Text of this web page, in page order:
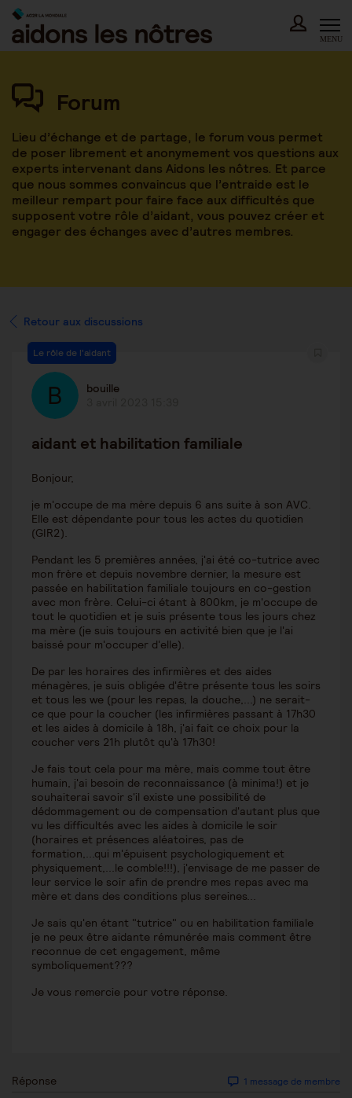
Skip
content
MENU
Forum
Lieu d’échange et de partage, le forum vous permet
de poser librement et anonymement vos questions aux
experts intervenant dans Aidons les nôtres. Et parce
que nous sommes convaincus que l’entraide est le
meilleur rempart pour faire face aux difficultés que
supposent votre rôle d’aidant, vous pouvez créer et
engager des échanges avec d’autres membres.
Retour aux discussions
Le rôle de l'aidant
bouille
aidant et habilitation familiale
Bonjour,
je m'occupe de ma mère depuis 6 ans suite à son AVC.
Elle est dépendante pour tous les actes du quotidien
(GIR2).
Pendant les 5 premières années, j'ai été co-tutrice avec
mon frère et depuis novembre dernier, la mesure est
passée en habilitation familiale toujours en co-gestion
avec mon frère. Celui-ci étant à 800km, je m'occupe de
tout le quotidien et je suis présente tous les jours chez
ma mère (je suis toujours en activité bien que je l'ai
baissé pour m'occuper d'elle).
De par les horaires des infirmières et des aides
ménagères, je suis obligée d'être présente tous les soirs
et tous les we (pour les repas, la douche,...) ne serait-
ce que pour la coucher (les infirmières passant à 17h30
et les aides à domicile à 18h, j'ai fait ce choix pour la
coucher vers 21h plutôt qu'à 17h30!
Je fais tout cela pour ma mère, mais comme tout être
humain, j'ai besoin de reconnaissance (à minima!) et je
souhaiterai savoir s'il existe une possibilité de
dédommagement ou de compensation d'autant plus que
vu les difficultés avec les aides à domicile le soir
(horaires et présences aléatoires, pas de
formation,...qui m'épuisent psychologiquement et
physiquement,...le comble!!!), j'envisage de me passer de
leur service le soir afin de prendre mes repas avec ma
mère et dans des conditions plus sereines...
Je sais qu'en étant "tutrice" ou en habilitation familiale
je ne peux être aidante rémunérée mais comment être
reconnue de cet engagement, même
symboliquement???
Je vous remercie pour votre réponse.
Réponse 1 message de membre